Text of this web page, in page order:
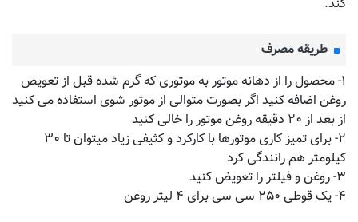
کند.
طریقه مصرف
۱- محصول را از دهانه موتور به موتوری که گرم شده قبل از تعویض
روغن اضافه کنید اگر بصورت متوالی از موتور شوی استفاده می کنید
از بعد از ۲۰ دقیقه روغن موتور را خالی کنید
۲- برای تمیز کاری موتورها با کارکرد و کثیفی زیاد میتوان تا ۳۰
کیلومتر هم رانندگی کرد
۳- روغن و فیلتر را تعویض کنید
۴- یک قوطی ۲۵۰ سی سی برای ۴ لیتر روغن